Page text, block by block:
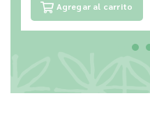
Agregar al carrito